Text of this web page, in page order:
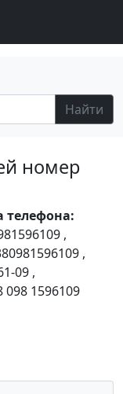
Найти
номер
телефона:
,
,
09 ,
098 1596109